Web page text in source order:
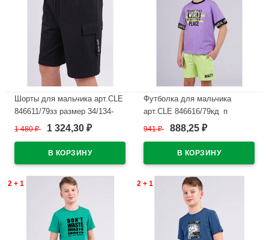
Шорты для мальчика арт.CLE
846611/79зз размер 34/134-
42/158 цвет черный
1 480₽ 1 324,30 ₽
Футболка для мальчика
арт.CLE 846616/79кд_п
размер 34/134-42/158 цвет
941₽ 888,25 ₽
2 + 1 2 + 1